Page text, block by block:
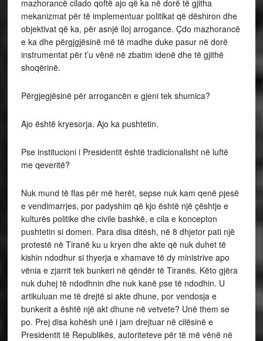
mazhorancë cilado qoftë ajo që ka në dorë të gjitha
mekanizmat për të implementuar politikat që dëshiron dhe
objektivat që ka, për asnjë lloj arrogance. Çdo mazhorancë
e ka dhe përgjgjësinë më të madhe duke pasur në dorë
instrumentat për t’u vënë në zbatim idenë dhe të gjithë
shoqërinë.
Përgjegjësinë për arrogancën e gjeni tek shumica?
Ajo është kryesorja. Ajo ka pushtetin.
Pse institucioni i Presidentit është tradicionalisht në luftë
me qeveritë?
Nuk mund të flas për më herët, sepse nuk kam qenë pjesë
e vendimarrjes, por padyshim që kjo është një çështje e
kulturës politike dhe civile bashkë, e cila e koncepton
pushtetin si domen. Para disa ditësh, në 8 dhjetor pati një
protestë në Tiranë ku u kryen dhe akte që nuk duhet të
kishin ndodhur si thyerja e xhamave të dy ministrive apo
vënia e zjarrit tek bunkeri në qëndër të Tiranës. Këto gjëra
nuk duhej të ndodhnin dhe nuk kanë pse të ndodhin. U
artikuluan me të drejtë si akte dhune, por vendosja e
bunkerit a është një akt dhune në vetvete? Unë them se
po. Prej disa kohësh unë i jam drejtuar në cilësinë e
Presidentit të Republikës, autoriteteve për të më vënë në